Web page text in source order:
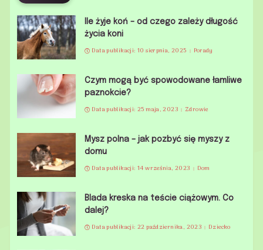
Ile żyje koń – od czego zależy długość
życia koni
Data publikacji: 10 sierpnia, 2025 Porady
Czym mogą być spowodowane łamliwe
paznokcie?
Data publikacji: 25 maja, 2023 Zdrowie
Mysz polna – jak pozbyć się myszy z
domu
Data publikacji: 14 września, 2023 Dom
Blada kreska na teście ciążowym. Co
dalej?
Data publikacji: 22 października, 2023 Dziecko